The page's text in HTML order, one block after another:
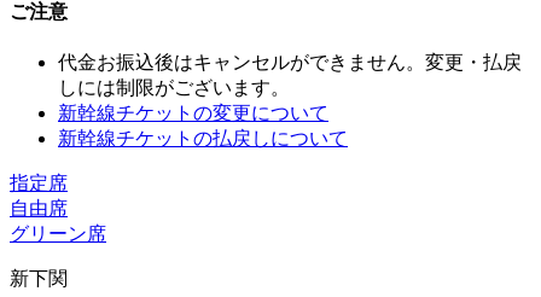
ご注意
代金お振込後はキャンセルができません。変更・払戻
しには制限がございます。
新幹線チケットの変更について
新幹線チケットの払戻しについて
指定席
自由席
グリーン席
新下関